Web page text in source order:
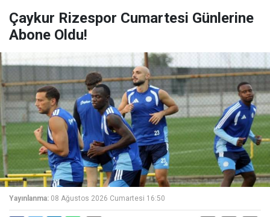
Çaykur Rizespor Cumartesi Günlerine
Abone Oldu!
Yayınlanma: 08 Ağustos 2026 Cumartesi 16:50